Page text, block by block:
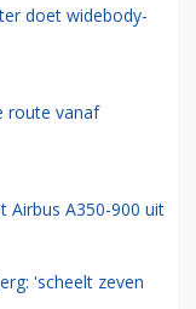
doet widebody-
route vanaf
Airbus A350-900 uit
'scheelt zeven